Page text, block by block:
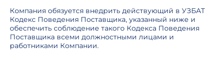
Компания обязуется внедрить действующий в УЗБАТ
Кодекс Поведения Поставщика, указанный ниже и
обеспечить соблюдение такого Кодекса Поведения
Поставщика всеми должностными лицами и
работниками Компании.